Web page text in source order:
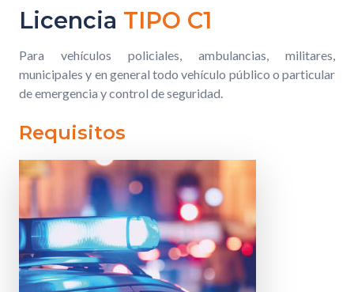
Licencia TIPO C1
Para vehículos policiales, ambulancias, militares,
municipales y en general todo vehículo público o particular
de emergencia y control de seguridad.
Requisitos